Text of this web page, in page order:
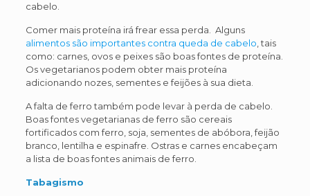
cabelo.
Comer mais proteína irá frear essa perda. Alguns
alimentos são importantes contra queda de cabelo , tais
como: carnes, ovos e peixes são boas fontes de proteína.
Os vegetarianos podem obter mais proteína
adicionando nozes, sementes e feijões à sua dieta.
A falta de ferro também pode levar à perda de cabelo.
Boas fontes vegetarianas de ferro são cereais
fortificados com ferro, soja, sementes de abóbora, feijão
branco, lentilha e espinafre. Ostras e carnes encabeçam
a lista de boas fontes animais de ferro.
Tabagismo